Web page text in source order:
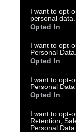
I want to opt-
personal data.
Opted In
I want to opt-
Personal Data.
Opted In
I want to opt-
Personal Data
Opted In
I want to opt-
Retention,
Personal
Η έκθεση
γήρανση του
επιβαρύνει
κατάσταση
Ελλάδα, από
- ο καρκίνος